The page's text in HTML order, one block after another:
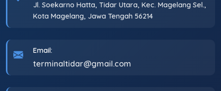
Jl. Soekarno Hatta, Tidar Utara, Kec. Magelang Sel.,
Kota Magelang, Jawa Tengah 56214
Email:
terminaltidar@gmail.com